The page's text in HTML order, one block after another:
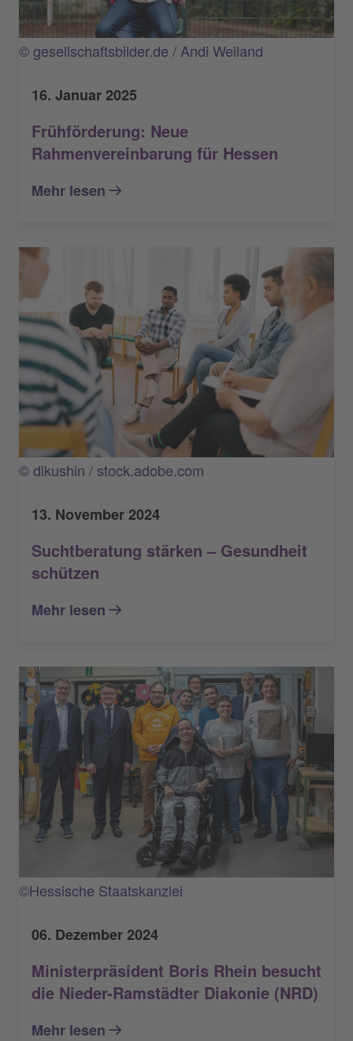
© gesellschaftsbilder.de / Andi Weiland
16. Januar 2025
Frühförderung: Neue
Rahmenvereinbarung für Hessen
Mehr lesen
© dikushin / stock.adobe.com
13. November 2024
Suchtberatung stärken – Gesundheit
schützen
Mehr lesen
©Hessische Staatskanzlei
06. Dezember 2024
Ministerpräsident Boris Rhein besucht
die Nieder-Ramstädter Diakonie (NRD)
Mehr lesen